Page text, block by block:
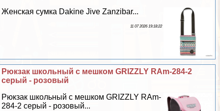
Женская сумка Dakine Jive Zanzibar...
11 07 2026 19:18:22
Рюкзак школьный с мешком GRIZZLY RAm-284-2
серый - розовый
Рюкзак школьный с мешком GRIZZLY RAm-
284-2 серый - розовый...